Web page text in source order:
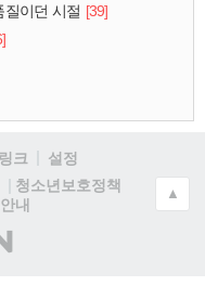
질이던 시절 [39]
크
설정
청소년보호정책
내
▲